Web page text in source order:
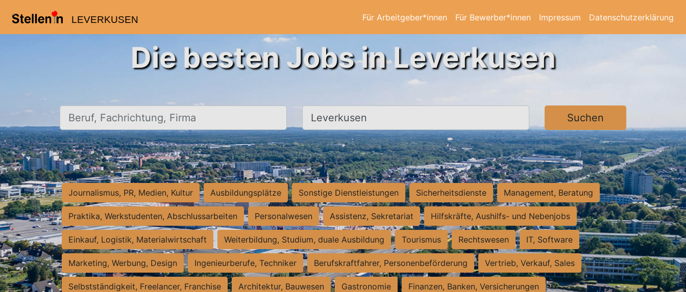
LEVERKUSEN Für Arbeitgeber*innen Für Bewerber*innen Impressum Datenschutzerklärung
Die besten Jobs in Leverkusen
Beruf, Fachrichtung, Firma Ort, Stadt Suchen
Journalismus, PR, Medien, Kultur Ausbildungsplätze Sonstige Dienstleistungen Sicherheitsdienste Management, Beratung
Praktika, Werkstudenten, Abschlussarbeiten Personalwesen Assistenz, Sekretariat Hilfskräfte, Aushilfs- und Nebenjobs
Einkauf, Logistik, Materialwirtschaft Weiterbildung, Studium, duale Ausbildung Tourismus Rechtswesen IT, Software
Marketing, Werbung, Design Ingenieurberufe, Techniker Berufskraftfahrer, Personenbeförderung Vertrieb, Verkauf, Sales
Selbstständigkeit, Freelancer, Franchise Architektur, Bauwesen Gastronomie Finanzen, Banken, Versicherungen